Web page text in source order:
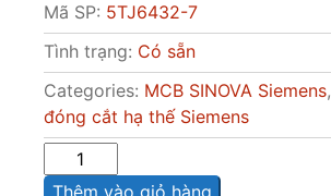
Mã SP: 5TJ6432-7
Tình trạng: Có sẵn
Categories: MCB SINOVA Siemens,
đóng cắt hạ thế Siemens
lượng